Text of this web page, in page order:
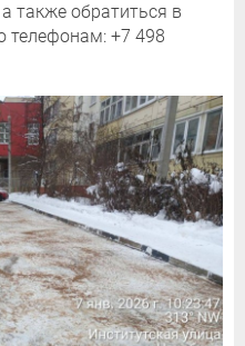
а также обратиться в
телефонам: +7 498